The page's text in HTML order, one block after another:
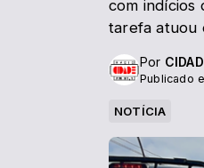
com indícios
tarefa atuou
Por
Publicado
NOTÍCIA